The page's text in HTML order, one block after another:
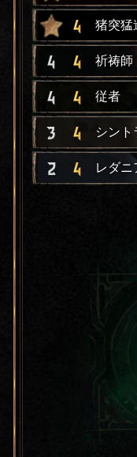
4 猪突猛
4 4 祈祷師
4 4 従者
3 4 シント
2 4 レダニ